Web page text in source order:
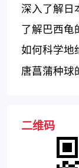
深入了解日
质量和学术
了解巴西龟
如何科学地
唐菖蒲种球
二维码